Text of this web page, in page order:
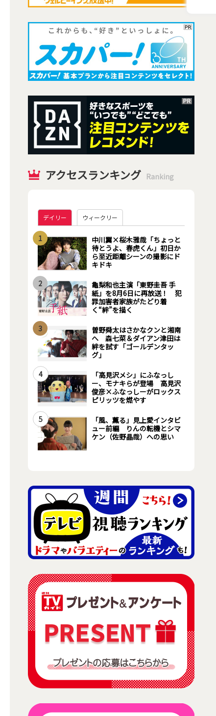
アクセスランキング Ranking
デイリー ウィークリー
1
中川翼×桜木雅哉「ちょっと
待とうよ、春虎くん」初日か
ら至近距離シーンの撮影にド
キドキ
2
亀梨和也主演「東野圭吾 手
紙」を8月6日に再放送！ 犯
罪加害者家族がたどり着
く“絆”を描く
3
曽野舜太はさかなクンと湘南
へ 森七菜＆ダイアン津田は
絆を試す「ゴールデンタッ
グ」
4
「高見沢メシ」にふなっし
ー、モナキらが登場 高見沢
俊彦×ふなっしーがロックス
ピリッツを燃やす
5
「風、薫る」見上愛インタビ
ュー前編 りんの転機とシマ
ケン（佐野晶哉）への思い